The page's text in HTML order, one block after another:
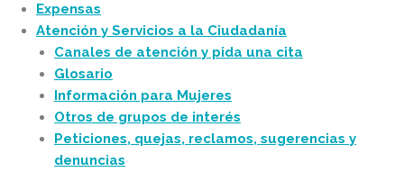
Expensas
Atención y Servicios a la Ciudadanía
Canales de atención y pida una cita
Glosario
Información para Mujeres
Otros de grupos de interés
Peticiones, quejas, reclamos, sugerencias y
denuncias